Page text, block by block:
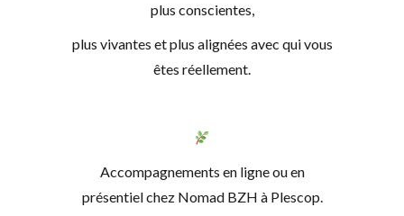
plus conscientes,
plus vivantes et plus alignées avec qui vous
êtes réellement.
Accompagnements en ligne ou en
présentiel chez Nomad BZH à Plescop.